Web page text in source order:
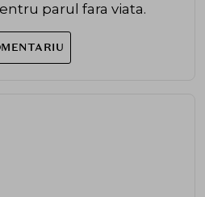
parul fara viata.